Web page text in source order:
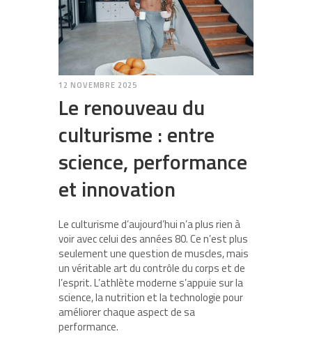
12 NOVEMBRE 2025
Le renouveau du
culturisme : entre
science, performance
et innovation
Le culturisme d’aujourd’hui n’a plus rien à
voir avec celui des années 80. Ce n’est plus
seulement une question de muscles, mais
un véritable art du contrôle du corps et de
l’esprit. L’athlète moderne s’appuie sur la
science, la nutrition et la technologie pour
améliorer chaque aspect de sa
performance.